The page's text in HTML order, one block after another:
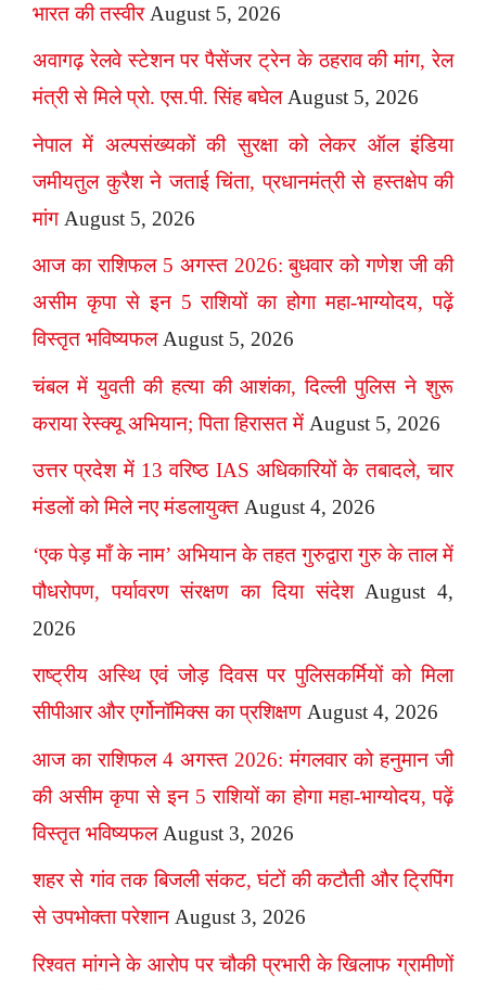
भारत की तस्वीर August 5, 2026
अवागढ़ रेलवे स्टेशन पर पैसेंजर ट्रेन के ठहराव की मांग, रेल
मंत्री से मिले प्रो. एस.पी. सिंह बघेल August 5, 2026
नेपाल में अल्पसंख्यकों की सुरक्षा को लेकर ऑल इंडिया
जमीयतुल कुरैश ने जताई चिंता, प्रधानमंत्री से हस्तक्षेप की
मांग August 5, 2026
आज का राशिफल 5 अगस्त 2026: बुधवार को गणेश जी की
असीम कृपा से इन 5 राशियों का होगा महा-भाग्योदय, पढ़ें
विस्तृत भविष्यफल August 5, 2026
चंबल में युवती की हत्या की आशंका, दिल्ली पुलिस ने शुरू
कराया रेस्क्यू अभियान; पिता हिरासत में August 5, 2026
उत्तर प्रदेश में 13 वरिष्ठ IAS अधिकारियों के तबादले, चार
मंडलों को मिले नए मंडलायुक्त August 4, 2026
‘एक पेड़ माँ के नाम’ अभियान के तहत गुरुद्वारा गुरु के ताल में
पौधरोपण, पर्यावरण संरक्षण का दिया संदेश August 4,
2026
राष्ट्रीय अस्थि एवं जोड़ दिवस पर पुलिसकर्मियों को मिला
सीपीआर और एर्गोनॉमिक्स का प्रशिक्षण August 4, 2026
आज का राशिफल 4 अगस्त 2026: मंगलवार को हनुमान जी
की असीम कृपा से इन 5 राशियों का होगा महा-भाग्योदय, पढ़ें
विस्तृत भविष्यफल August 3, 2026
शहर से गांव तक बिजली संकट, घंटों की कटौती और ट्रिपिंग
से उपभोक्ता परेशान August 3, 2026
रिश्वत मांगने के आरोप पर चौकी प्रभारी के खिलाफ ग्रामीणों